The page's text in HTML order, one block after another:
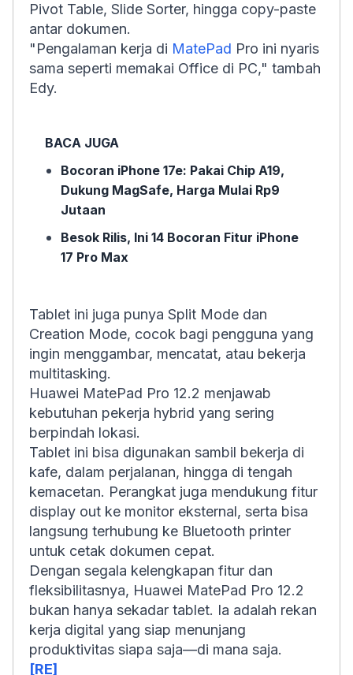
Pivot Table, Slide Sorter, hingga copy-paste
antar dokumen.
"Pengalaman kerja di MatePad Pro ini nyaris
sama seperti memakai Office di PC," tambah
Edy.
BACA JUGA
Bocoran iPhone 17e: Pakai Chip A19,
Dukung MagSafe, Harga Mulai Rp9
Jutaan
Besok Rilis, Ini 14 Bocoran Fitur iPhone
17 Pro Max
Tablet ini juga punya Split Mode dan
Creation Mode, cocok bagi pengguna yang
ingin menggambar, mencatat, atau bekerja
multitasking.
Huawei MatePad Pro 12.2 menjawab
kebutuhan pekerja hybrid yang sering
berpindah lokasi.
Tablet ini bisa digunakan sambil bekerja di
kafe, dalam perjalanan, hingga di tengah
kemacetan. Perangkat juga mendukung fitur
display out ke monitor eksternal, serta bisa
langsung terhubung ke Bluetooth printer
untuk cetak dokumen cepat.
Dengan segala kelengkapan fitur dan
fleksibilitasnya, Huawei MatePad Pro 12.2
bukan hanya sekadar tablet. Ia adalah rekan
kerja digital yang siap menunjang
produktivitas siapa saja—di mana saja.
[RE]